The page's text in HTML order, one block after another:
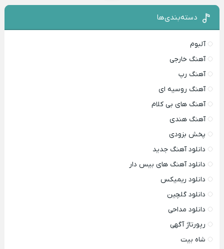
دسته‌بندی‌ها
آلبوم
آهنگ خارجی
آهنگ رپ
آهنگ روسیه ای
آهنگ های بی کلام
آهنگ هندی
پخش بزودی
دانلود آهنگ جدید
دانلود آهنگ های بیس دار
دانلود ریمیکس
دانلود گلچین
دانلود مداحی
رپورتاژ آگهی
شاه بیت